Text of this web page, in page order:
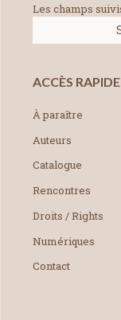
Les champs
ACCÈS RAPIDE
À paraître
Auteurs
Catalogue
Rencontres
Droits / Rights
Numériques
Contact